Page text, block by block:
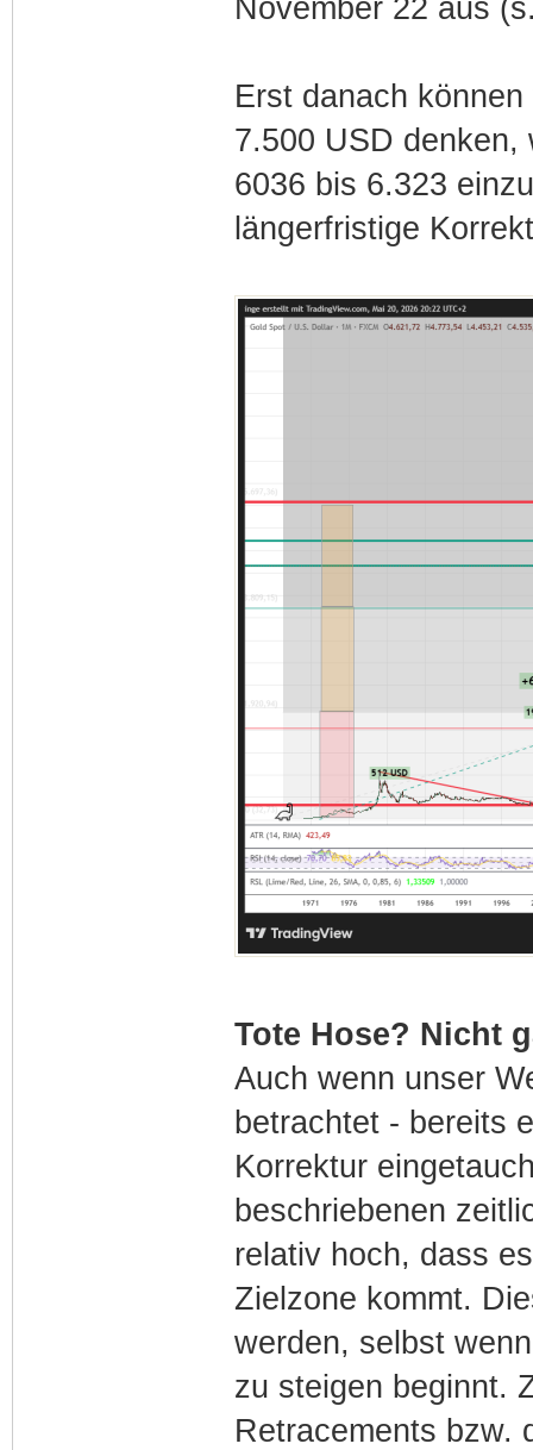
November 22 aus
Erst danach
7.500 USD denken,
6036 bis 6.323
längerfristige
Tote Hose? Nicht
Auch wenn unser
betrachtet - bereits
Korrektur
beschriebenen
relativ hoch, dass
Zielzone kommt.
werden, selbst
zu steigen beginnt.
Retracements bzw.